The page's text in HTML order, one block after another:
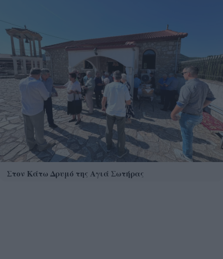
Στον Κάτω Δρυμό της Αγιά Σωτήρας